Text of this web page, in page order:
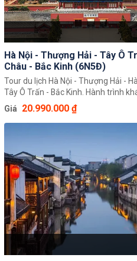
Hà Nội - Thượng Hải - Tây Ô
Châu - Bắc Kinh (6N5Đ)
Tour du lịch Hà Nội - Thượng Hải -
Tây Ô Trấn - Bắc Kinh. Hành trình
nước Trung Hoa 6 ngày 5 đêm độc
khách có thể chiêm ngưỡng toàn
Trung Hoa với những cảnh đẹp
Giá 20.990.000 ₫